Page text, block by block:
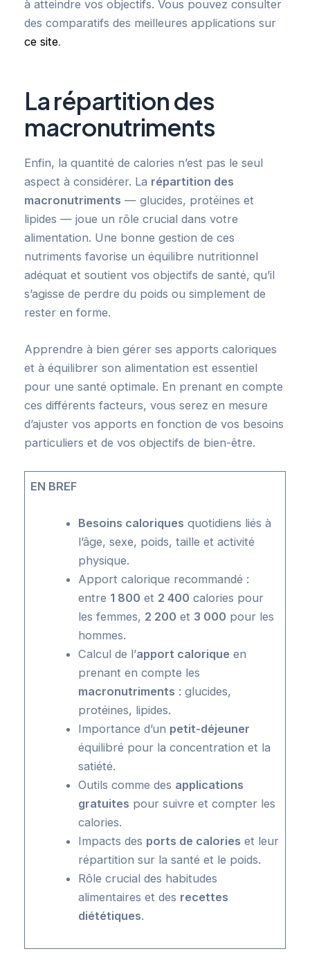
à atteindre vos objectifs. Vous pouvez consulter
des comparatifs des meilleures applications sur
ce site.
La répartition des
macronutriments
Enfin, la quantité de calories n’est pas le seul
aspect à considérer. La répartition des
macronutriments — glucides, protéines et
lipides — joue un rôle crucial dans votre
alimentation. Une bonne gestion de ces
nutriments favorise un équilibre nutritionnel
adéquat et soutient vos objectifs de santé, qu’il
s’agisse de perdre du poids ou simplement de
rester en forme.
Apprendre à bien gérer ses apports caloriques
et à équilibrer son alimentation est essentiel
pour une santé optimale. En prenant en compte
ces différents facteurs, vous serez en mesure
d’ajuster vos apports en fonction de vos besoins
particuliers et de vos objectifs de bien-être.
EN BREF
Besoins caloriques quotidiens liés à
l’âge, sexe, poids, taille et activité
physique.
Apport calorique recommandé :
entre 1 800 et 2 400 calories pour
les femmes, 2 200 et 3 000 pour les
hommes.
Calcul de l’apport calorique en
prenant en compte les
macronutriments : glucides,
protéines, lipides.
Importance d’un petit-déjeuner
équilibré pour la concentration et la
satiété.
Outils comme des applications
gratuites pour suivre et compter les
calories.
Impacts des ports de calories et leur
répartition sur la santé et le poids.
Rôle crucial des habitudes
alimentaires et des recettes
diététiques.